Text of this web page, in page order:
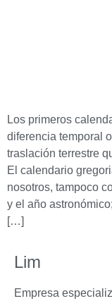
Los primeros
diferencia temporal
traslación terrestre
El calendario
nosotros, tampoco
y el año
[…]
Lim
Empresa